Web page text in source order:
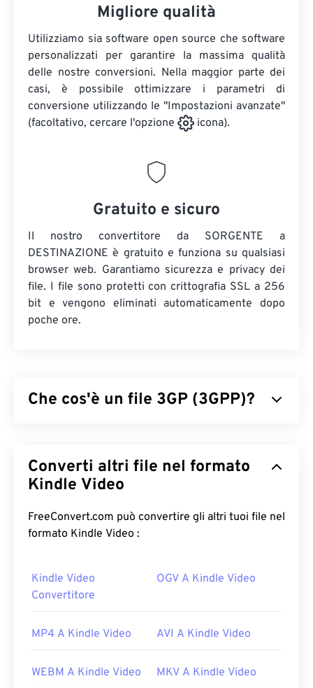
Migliore qualità
Utilizziamo sia software open source che software
personalizzati per garantire la massima qualità
delle nostre conversioni. Nella maggior parte dei
casi, è possibile ottimizzare i parametri di
conversione utilizzando le "Impostazioni avanzate"
(facoltativo, cercare l'opzione
icona).
Gratuito e sicuro
Il nostro convertitore da SORGENTE a
DESTINAZIONE è gratuito e funziona su qualsiasi
browser web. Garantiamo sicurezza e privacy dei
file. I file sono protetti con crittografia SSL a 256
bit e vengono eliminati automaticamente dopo
poche ore.
Che cos'è un file 3GP (3GPP)?
Telecommunications System) di terza generazione
(3G), ovvero uno standard globale per la telefonia
la telefonia mobile, il formato 3GP consente ai
telefoni cellulari sulle reti UMTS di acquisire,
velocità.
dispositivi mobili, il formato file si apre facilmente
Converti altri file nel formato
Kindle Video
FreeConvert.com può convertire gli altri tuoi file nel
formato Kindle Video :
Kindle Video
Convertitore
OGV A Kindle Video
MP4 A Kindle Video AVI A Kindle Video
WEBM A Kindle Video MKV A Kindle Video